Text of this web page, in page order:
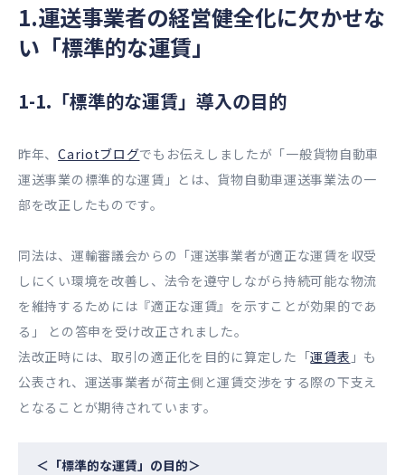
1.運送事業者の経営健全化に欠かせな
い「標準的な運賃」
1-1.「標準的な運賃」導入の目的
昨年、Cariotブログでもお伝えしましたが「一般貨物自動車
運送事業の標準的な運賃」とは、貨物自動車運送事業法の一
部を改正したものです。
同法は、運輸審議会からの「運送事業者が適正な運賃を収受
しにくい環境を改善し、法令を遵守しながら持続可能な物流
を維持するためには『適正な運賃』を示すことが効果的であ
る」 との答申を受け改正されました。
法改正時には、取引の適正化を目的に算定した「運賃表 」も
公表され、運送事業者が荷主側と運賃交渉をする際の下支え
となることが期待されています。
＜「標準的な運賃」の目的＞